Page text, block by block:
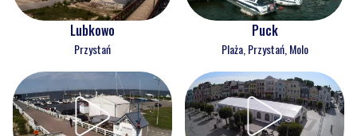
Lubkowo
Przystań
Puck
Plaża, Przystań, Molo